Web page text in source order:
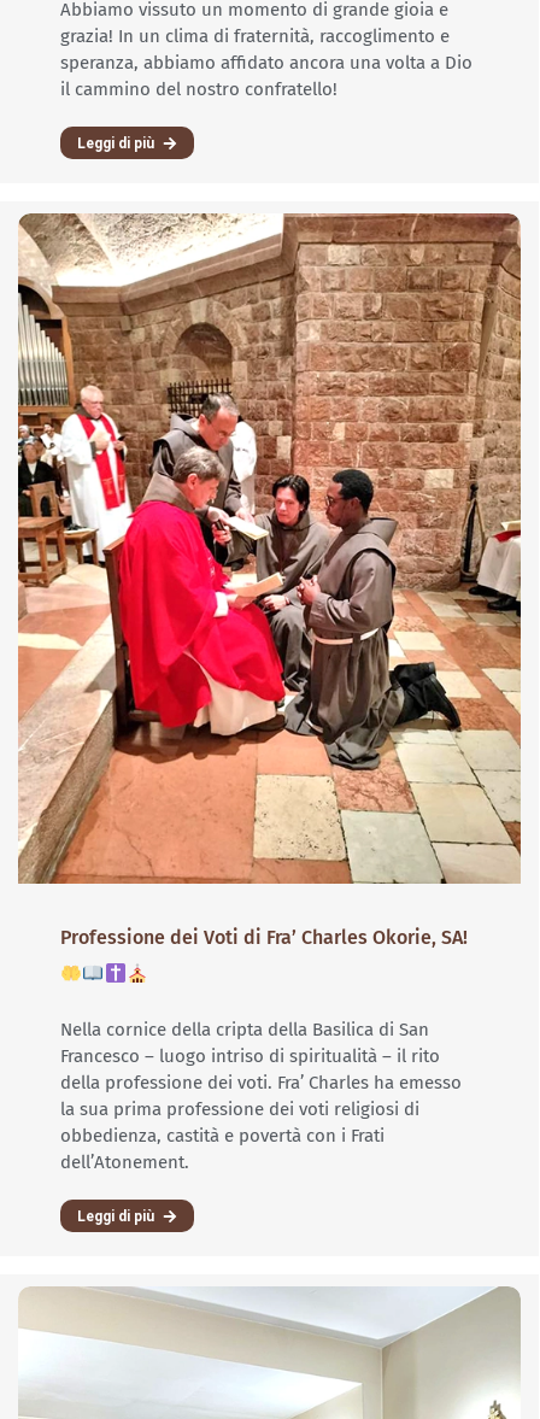
Abbiamo vissuto un momento di grande gioia e
grazia! In un clima di fraternità, raccoglimento e
speranza, abbiamo affidato ancora una volta a Dio
il cammino del nostro confratello!
Leggi di più
Professione dei Voti di Fra’ Charles Okorie, SA!
Nella cornice della cripta della Basilica di San
Francesco – luogo intriso di spiritualità – il rito
della professione dei voti. Fra’ Charles ha emesso
la sua prima professione dei voti religiosi di
obbedienza, castità e povertà con i Frati
dell’Atonement.
Leggi di più